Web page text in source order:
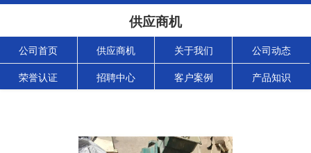
供应商机
公司首页 供应商机 关于我们 公司动态
荣誉认证 招聘中心 客户案例 产品知识